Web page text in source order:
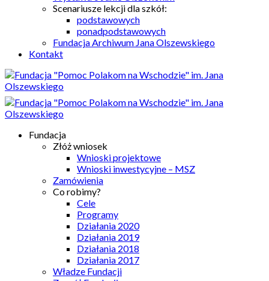
Scenariusze lekcji dla szkół:
podstawowych
ponadpodstawowych
Fundacja Archiwum Jana Olszewskiego
Kontakt
Fundacja
Złóż wniosek
Wnioski projektowe
Wnioski inwestycyjne – MSZ
Zamówienia
Co robimy?
Cele
Programy
Działania 2020
Działania 2019
Działania 2018
Działania 2017
Władze Fundacji